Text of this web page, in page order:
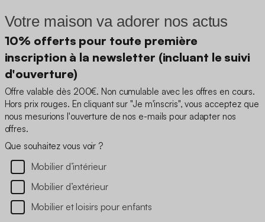
Votre maison va adorer nos actus
10% offerts pour toute première
inscription à la newsletter (incluant le suivi
d'ouverture)
Offre valable dès 200€. Non cumulable avec les offres en cours.
Hors prix rouges. En cliquant sur "Je m'inscris", vous acceptez que
nous mesurions l'ouverture de nos e-mails pour adapter nos
offres.
Que souhaitez vous voir ?
Mobilier d’intérieur
Mobilier d’extérieur
Mobilier et loisirs pour enfants